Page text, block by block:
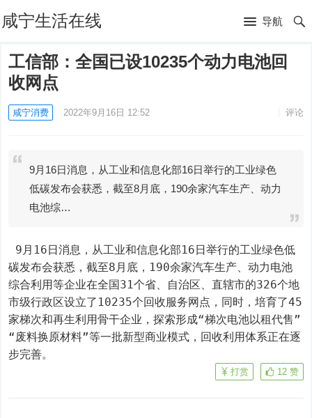
咸宁生活在线 导航
工信部：全国已设10235个动力电池回
收网点
咸宁消费 2022年9月16日 12:52 评论
9月16日消息，从工业和信息化部16日举行的工业绿色
低碳发布会获悉，截至8月底，190余家汽车生产、动力
电池综…
碳发布会获悉，截至8月底，190余家汽车生产、动力电池
综合利用等企业在全国31个省、自治区、直辖市的326个地
市级行政区设立了10235个回收服务网点，同时，培育了45
家梯次和再生利用骨干企业，探索形成“梯次电池以租代售”
“废料换原材料”等一批新型商业模式，回收利用体系正在逐
步完善。
12 赞
打赏